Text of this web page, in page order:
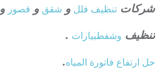
شركات تنظيف فلل و شقق و قصور و
تنظيف وشفطبيارات .
حل ارتفاع فاتورة المياه.